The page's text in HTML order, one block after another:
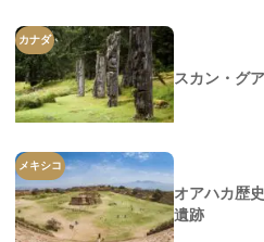
カナダ
スカン・グ
メキシコ
オアハカ歴
遺跡